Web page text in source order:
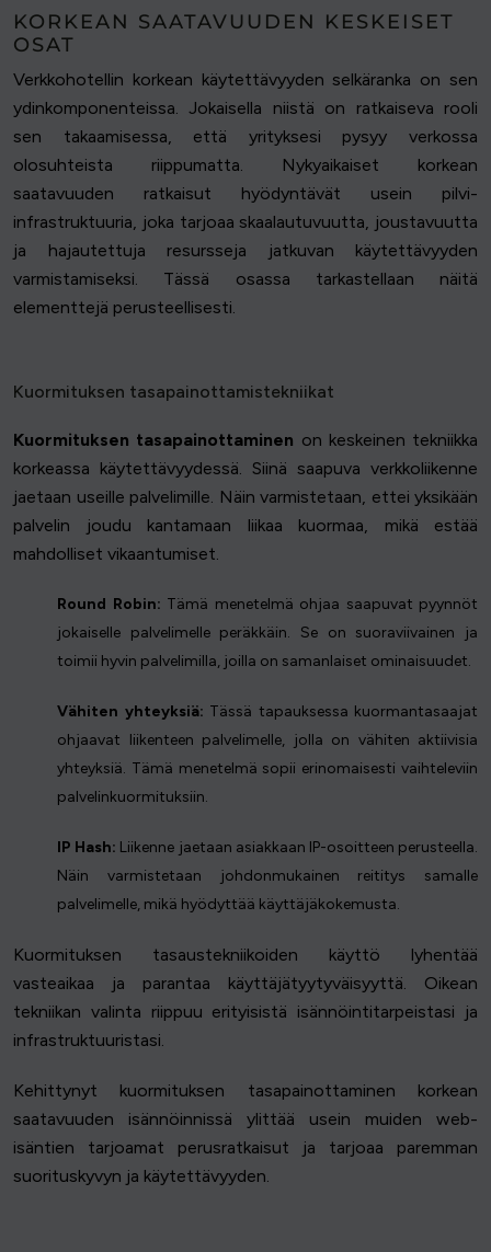
KORKEAN SAATAVUUDEN KESKEISET
OSAT
Verkkohotellin korkean käytettävyyden selkäranka on sen
ydinkomponenteissa. Jokaisella niistä on ratkaiseva rooli
sen takaamisessa, että yrityksesi pysyy verkossa
olosuhteista riippumatta. Nykyaikaiset korkean
saatavuuden ratkaisut hyödyntävät usein pilvi-
infrastruktuuria, joka tarjoaa skaalautuvuutta, joustavuutta
ja hajautettuja resursseja jatkuvan käytettävyyden
varmistamiseksi. Tässä osassa tarkastellaan näitä
elementtejä perusteellisesti.
Kuormituksen tasapainottamistekniikat
Kuormituksen tasapainottaminen on keskeinen tekniikka
korkeassa käytettävyydessä. Siinä saapuva verkkoliikenne
jaetaan useille palvelimille. Näin varmistetaan, ettei yksikään
palvelin joudu kantamaan liikaa kuormaa, mikä estää
mahdolliset vikaantumiset.
Round Robin: Tämä menetelmä ohjaa saapuvat pyynnöt
jokaiselle palvelimelle peräkkäin. Se on suoraviivainen ja
toimii hyvin palvelimilla, joilla on samanlaiset ominaisuudet.
Vähiten yhteyksiä: Tässä tapauksessa kuormantasaajat
ohjaavat liikenteen palvelimelle, jolla on vähiten aktiivisia
yhteyksiä. Tämä menetelmä sopii erinomaisesti vaihteleviin
palvelinkuormituksiin.
IP Hash: Liikenne jaetaan asiakkaan IP-osoitteen perusteella.
Näin varmistetaan johdonmukainen reititys samalle
palvelimelle, mikä hyödyttää käyttäjäkokemusta.
Kuormituksen tasaustekniikoiden käyttö lyhentää
vasteaikaa ja parantaa käyttäjätyytyväisyyttä. Oikean
tekniikan valinta riippuu erityisistä isännöintitarpeistasi ja
infrastruktuuristasi.
Kehittynyt kuormituksen tasapainottaminen korkean
saatavuuden isännöinnissä ylittää usein muiden web-
isäntien tarjoamat perusratkaisut ja tarjoaa paremman
suorituskyvyn ja käytettävyyden.